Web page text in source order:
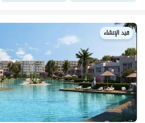
قيد الإنشاء